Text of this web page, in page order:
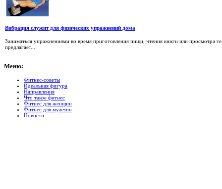
Вибрация служит для физических упражнений дома
Заниматься упражнениями во время приготовления пищи, чтения книги или просмотра
предлагает...
Меню:
Фитнес-советы
Идеальная фигура
Направления
Что такое фитнес
Фитнес для женщин
Фитнес для мужчин
Новости